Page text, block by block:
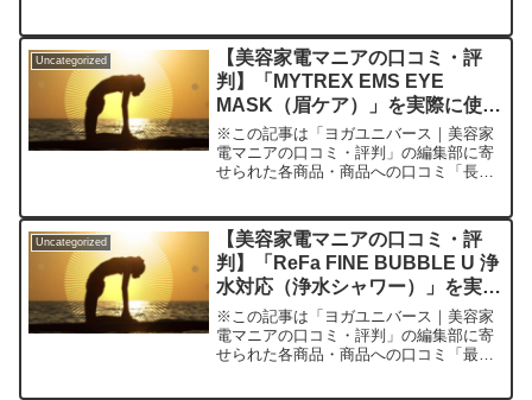
ないでしょうか。私自身、年齢とともに
髪が細くなり、うねりやも...
Uncategorized
【美容家電マニアの口コミ・評
判】「MYTREX EMS EYE
MASK（眉ケア）」を実際に使っ
てみた正直感想
※この記事は「ヨガユニバース｜美容家
電マニアの口コミ・評判」の編集部に寄
せられた各商品・商品への口コミ「長時
や疲れ顔が気になるけど、エステに行く
のはハードルが高い」—そ...
Uncategorized
【美容家電マニアの口コミ・評
判】「ReFa FINE BUBBLE U 浄
水対応（浄水シャワー）」を実際
に使ってみた正直感想
※この記事は「ヨガユニバース｜美容家
電マニアの口コミ・評判」の編集部に寄
せられた各商品・商品への口コミ「最